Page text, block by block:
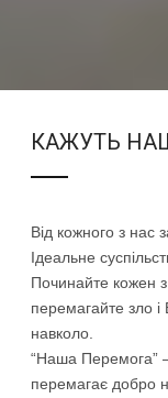
КАЖУТЬ
Від кожного з нас
Ідеальне
Починайте кожен з
перемагайте зло і
навколо.
“Наша Перемога”
перемагає добро